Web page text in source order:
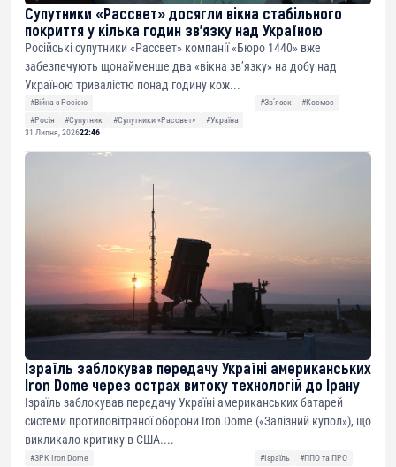
Супутники «Рассвет» досягли вікна стабільного
покриття у кілька годин зв’язку над Україною
Російські супутники «Рассвет» компанії «Бюро 1440» вже
забезпечують щонайменше два «вікна зв’язку» на добу над
Україною тривалістю понад годину кож...
#Війна з Росією #Звʼязок
#Космос
#Росія
#Супутник #Супутники «Рассвет»
#Україна
31 Липня, 202622:46
Ізраїль заблокував передачу Україні американських
Iron Dome через острах витоку технологій до Ірану
Ізраїль заблокував передачу Україні американських батарей
системи протиповітряної оборони Iron Dome («Залізний купол»), що
викликало критику в США....
#ЗРК Iron Dome #Ізраїль
#ППО та ПРО